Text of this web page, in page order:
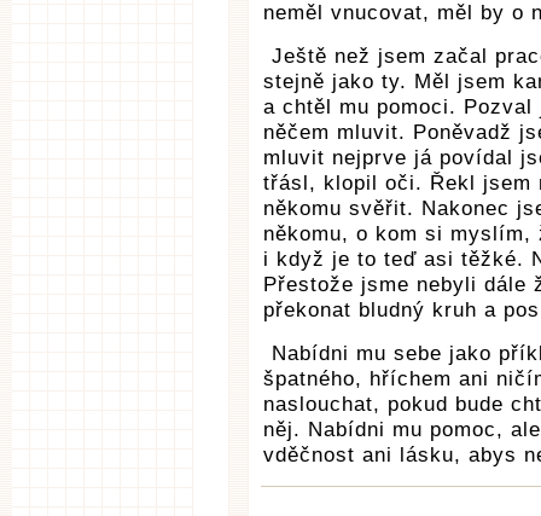
neměl vnucovat, měl by
Ještě než jsem začal
stejně jako ty. Měl jsem
a chtěl mu pomoci.
něčem mluvit. Poněvadž
mluvit nejprve já povídal
třásl, klopil oči. Řekl jsem
někomu svěřit. Nakonec
někomu, o kom si
i když je to teď asi těžké.
Přestože jsme nebyli dále
překonat bludný kruh a
Nabídni mu sebe jako
špatného, hříchem ani
naslouchat, pokud bude
něj. Nabídni mu pomoc,
vděčnost ani lásku, abys